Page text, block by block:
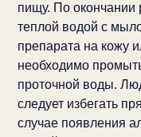
пищу. По окончании
теплой водой с
препарата на кожу
необходимо
проточной воды.
следует избегать
случае появления